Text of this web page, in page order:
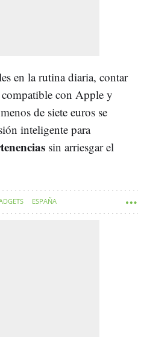
en la rutina diaria, contar
con Apple y
de siete euros se
inteligente para
sin arriesgar el
ESPAÑA